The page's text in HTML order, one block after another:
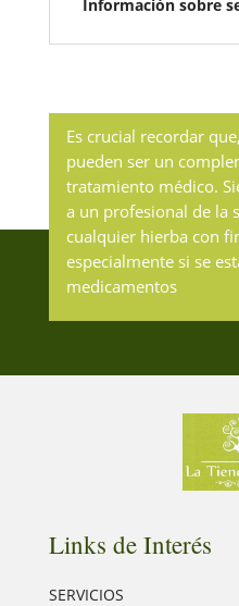
Información sobre
Es crucial recordar
pueden ser un
tratamiento médico.
a un profesional de la
cualquier hierba con
especialmente si se
medicamentos
Links de Interés
SERVICIOS